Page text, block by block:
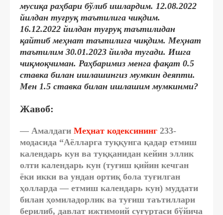
мусиқа раҳбари бўлиб ишлардим. 12.08.2022
йилдан туғруқ таътилига чиқдим.
16.12.2022 йилдан туғруқ таътилидан
қайтиб меҳнат таътилига чиқдим. Меҳнат
таътилим 30.01.2023 йилда тугади. Ишга
чиқмоқчиман. Раҳбаримиз менга фақат 0.5
ставка билан ишлашингиз мумкин деяпти.
Мен 1.5 ставка билан ишлашим мумкинми?
Жавоб:
— Амалдаги Меҳнат кодексининг 233-
модасида “Аёлларга туққунга қадар етмиш
календарь кун ва туққанидан кейин эллик
олти календарь кун (туғиш қийин кечган
ёки икки ва ундан ортиқ бола туғилган
ҳолларда — етмиш календарь кун) муддати
билан ҳомиладорлик ва туғиш таътиллари
берилиб, давлат ижтимоий суғуртаси бўйича